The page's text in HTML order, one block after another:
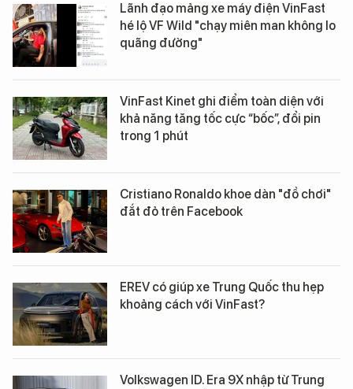
Lãnh đạo mảng xe máy điện VinFast
hé lộ VF Wild "chạy miên man không lo
quãng đường"
VinFast Kinet ghi điểm toàn diện với
khả năng tăng tốc cực “bốc”, đổi pin
trong 1 phút
Cristiano Ronaldo khoe dàn "đồ chơi"
đắt đỏ trên Facebook
EREV có giúp xe Trung Quốc thu hẹp
khoảng cách với VinFast?
Volkswagen ID. Era 9X nhập từ Trung